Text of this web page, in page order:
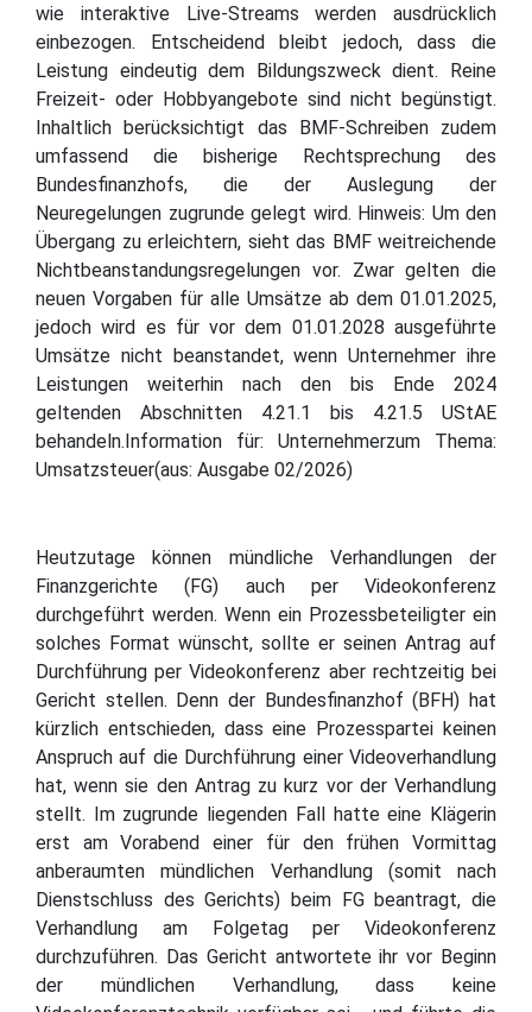
wie interaktive Live-Streams werden ausdrücklich
einbezogen. Entscheidend bleibt jedoch, dass die
Leistung eindeutig dem Bildungszweck dient. Reine
Freizeit- oder Hobbyangebote sind nicht begünstigt.
Inhaltlich berücksichtigt das BMF-Schreiben zudem
umfassend die bisherige Rechtsprechung des
Bundesfinanzhofs, die der Auslegung der
Neuregelungen zugrunde gelegt wird. Hinweis: Um den
Übergang zu erleichtern, sieht das BMF weitreichende
Nichtbeanstandungsregelungen vor. Zwar gelten die
neuen Vorgaben für alle Umsätze ab dem 01.01.2025,
jedoch wird es für vor dem 01.01.2028 ausgeführte
Umsätze nicht beanstandet, wenn Unternehmer ihre
Leistungen weiterhin nach den bis Ende 2024
geltenden Abschnitten 4.21.1 bis 4.21.5 UStAE
behandeln.Information für: Unternehmerzum Thema:
Umsatzsteuer(aus: Ausgabe 02/2026)
Heutzutage können mündliche Verhandlungen der
Finanzgerichte (FG) auch per Videokonferenz
durchgeführt werden. Wenn ein Prozessbeteiligter ein
solches Format wünscht, sollte er seinen Antrag auf
Durchführung per Videokonferenz aber rechtzeitig bei
Gericht stellen. Denn der Bundesfinanzhof (BFH) hat
kürzlich entschieden, dass eine Prozesspartei keinen
Anspruch auf die Durchführung einer Videoverhandlung
hat, wenn sie den Antrag zu kurz vor der Verhandlung
stellt. Im zugrunde liegenden Fall hatte eine Klägerin
erst am Vorabend einer für den frühen Vormittag
anberaumten mündlichen Verhandlung (somit nach
Dienstschluss des Gerichts) beim FG beantragt, die
Verhandlung am Folgetag per Videokonferenz
durchzuführen. Das Gericht antwortete ihr vor Beginn
der mündlichen Verhandlung, dass keine